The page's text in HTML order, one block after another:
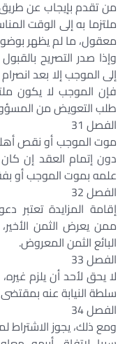
من تقدم بإيجاب عن
ملتزما به إلى الوقت
معقول، ما لم يظهر
وإذا صدر التصريح
إلى الموجب إلا بعد
فإن الموجب لا يكون
طلب التعويض من
الفصل 31
موت الموجب أو نقص
دون إتمام العقد إن
علمه بموت الموجب أو
الفصل 32
إقامة المزايدة تعتبر
ممن يعرض الثمن
البائع الثمن المعروض.
الفصل 33
لا يحق لأحد أن يلزم
سلطة النيابة عنه
الفصل 34
ومع ذلك، يجوز الاشتراط